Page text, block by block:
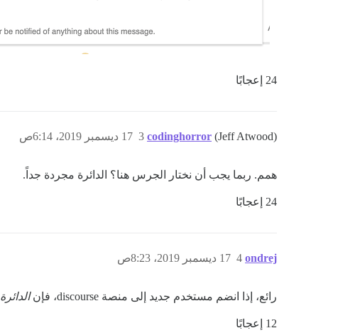
24 إعجابًا
codinghorror (Jeff Atwood) 17 ديسمبر 2019، 6:14ص 3
همم. ربما يجب أن نختار الجرس هنا؟ الدائرة مجردة جداً.
24 إعجابًا
ondrej 17 ديسمبر 2019، 8:23ص 4
رائع، إذا انضم مستخدم جديد إلى منصة discourse، فإن الدائرة
12 إعجابًا